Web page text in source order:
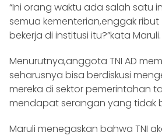
“Ini orang waktu ada salah satu
semua kementerian,enggak
bekerja di institusi itu?”kata Maruli.
Menurutnya,anggota TNI AD
seharusnya bisa berdiskusi
mereka di sektor pemerintahan
mendapat serangan yang tidak
Maruli menegaskan bahwa TNI